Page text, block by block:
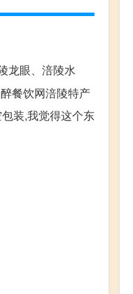
龙眼、涪陵水
餐饮网涪陵特产
装,我觉得这个东